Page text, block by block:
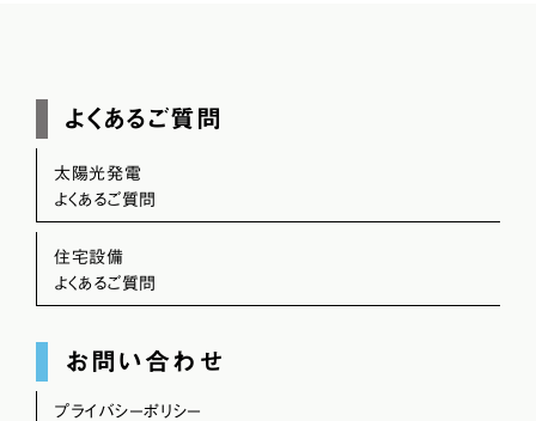
よくあるご質問
太陽光発電
よくあるご質問
住宅設備
よくあるご質問
お問い合わせ
プライバシーポリシー